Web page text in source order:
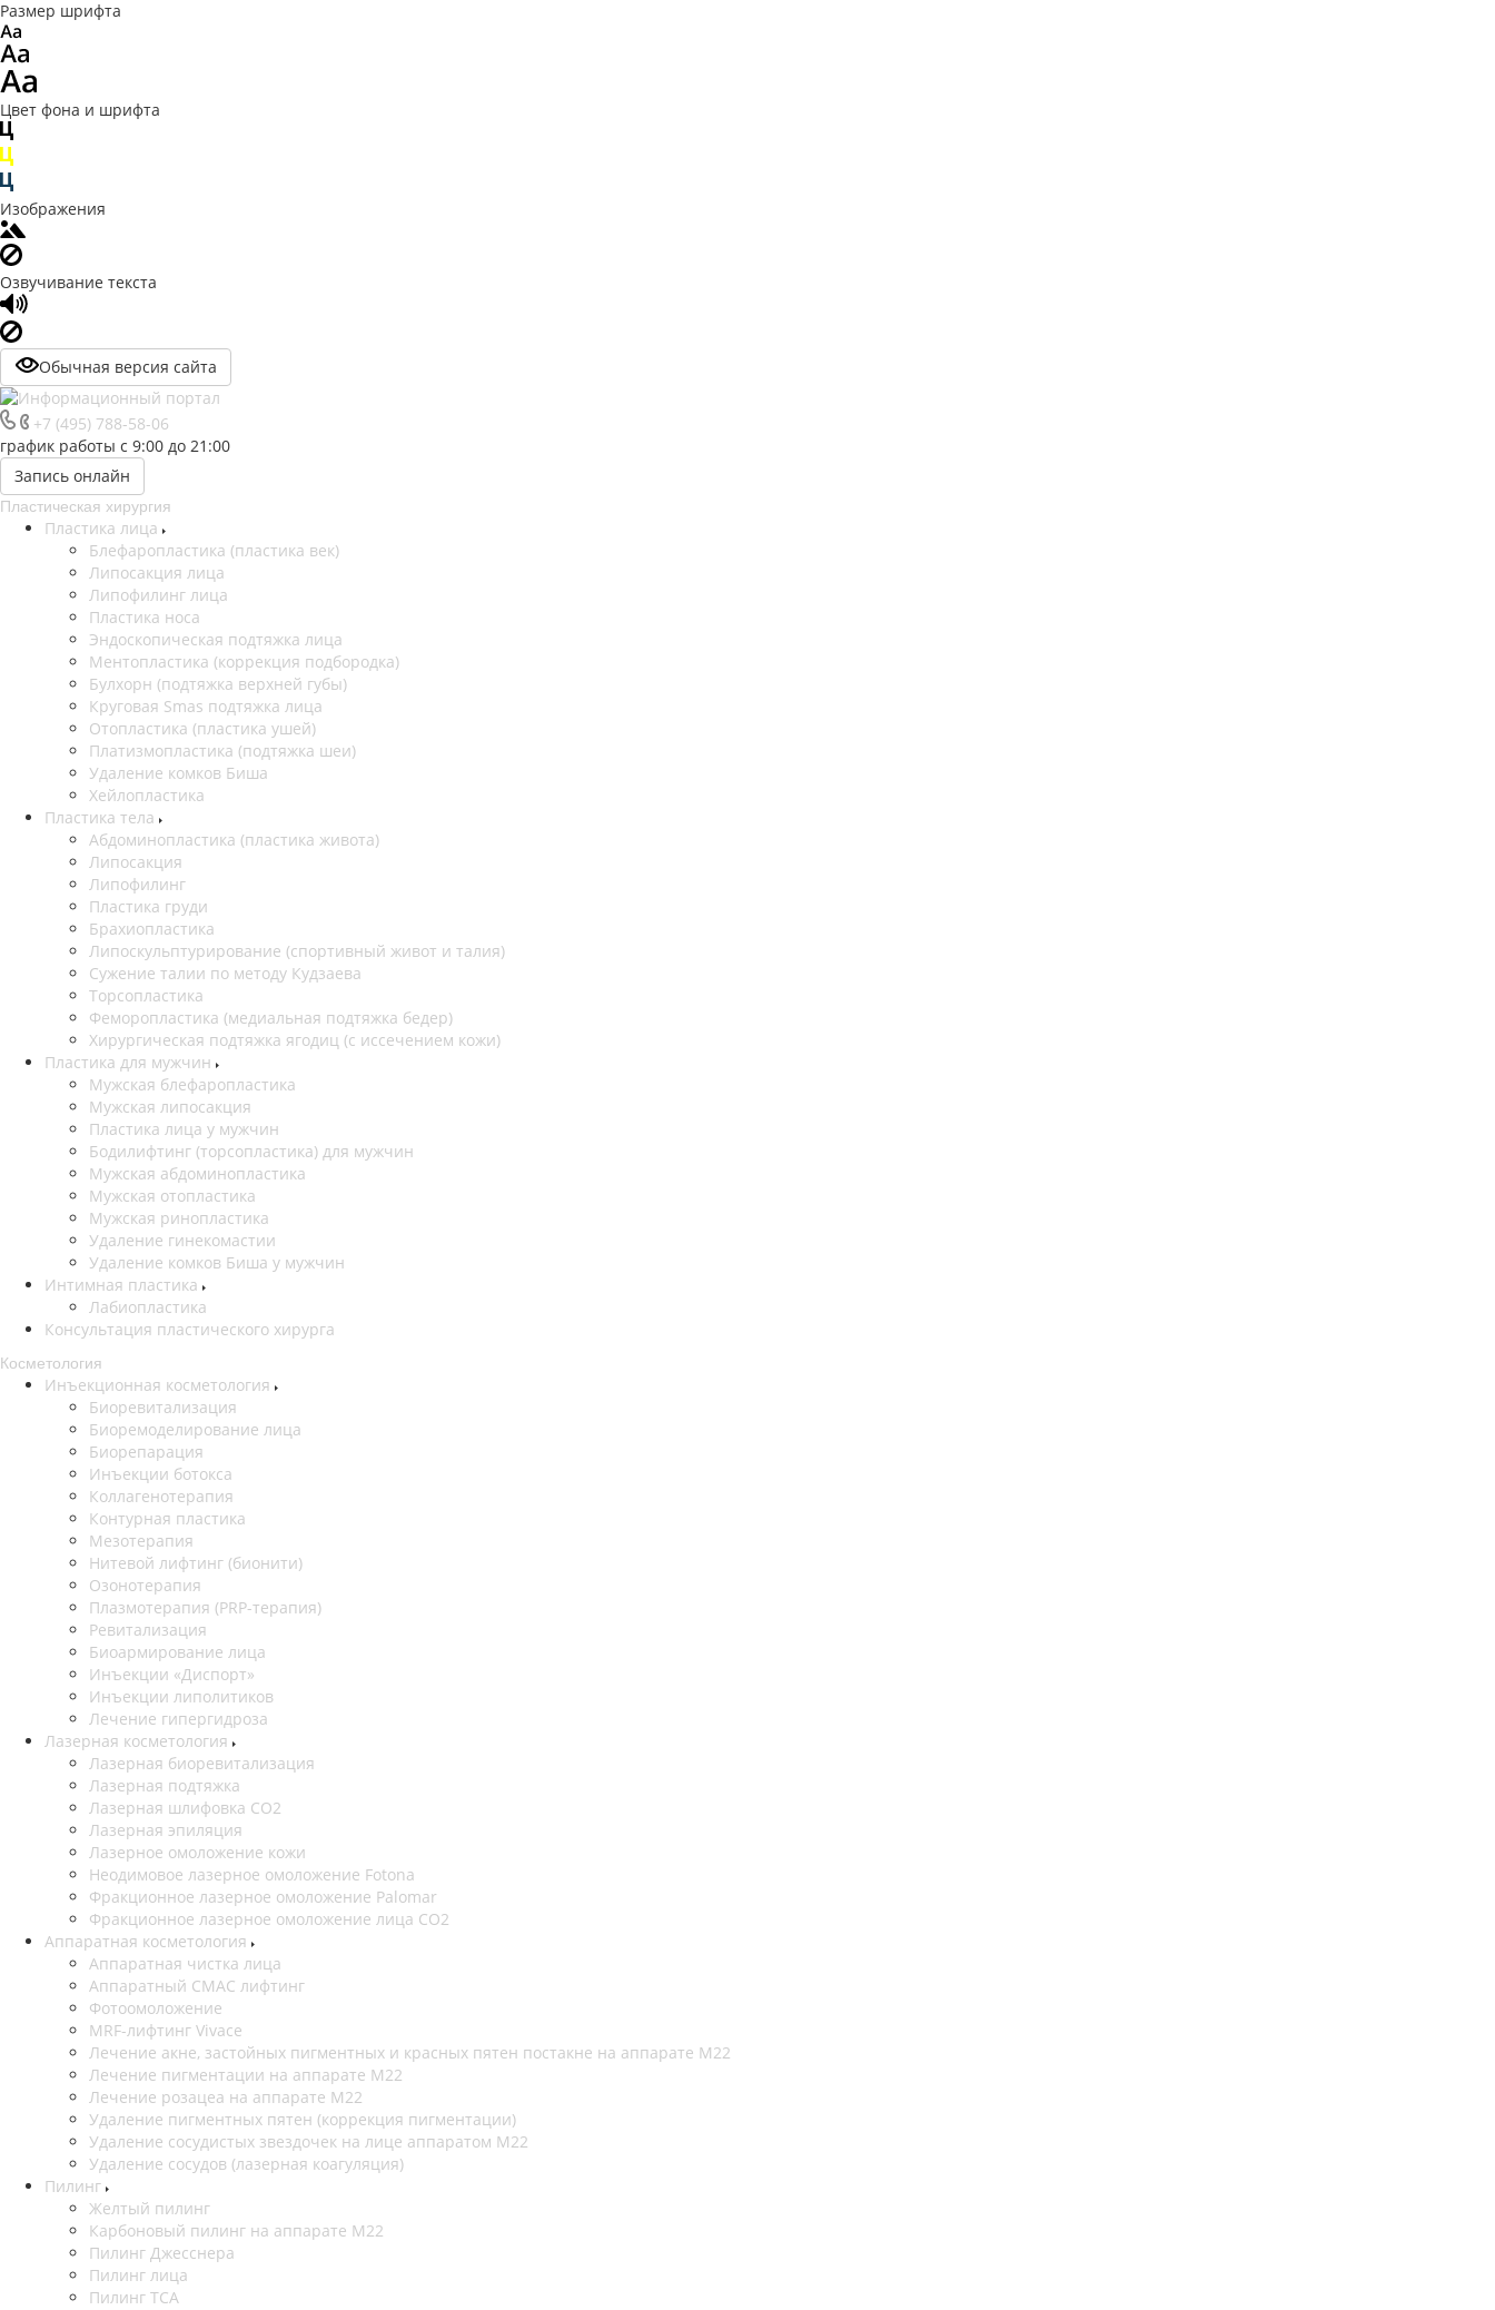
Размер шрифта
Цвет фона и шрифта
Изображения
Озвучивание текста
Обычная версия сайта
+7 (495) 788-58-06
график работы с 9:00 до 21:00
Запись онлайн
Пластическая хирургия
Пластика лица
Блефаропластика (пластика век)
Липосакция лица
Липофилинг лица
Пластика носа
Эндоскопическая подтяжка лица
Ментопластика (коррекция подбородка)
Булхорн (подтяжка верхней губы)
Круговая Smas подтяжка лица
Отопластика (пластика ушей)
Платизмопластика (подтяжка шеи)
Удаление комков Биша
Хейлопластика
Пластика тела
Абдоминопластика (пластика живота)
Липосакция
Липофилинг
Пластика груди
Брахиопластика
Липоскульптурирование (спортивный живот и талия)
Сужение талии по методу Кудзаева
Торсопластика
Феморопластика (медиальная подтяжка бедер)
Хирургическая подтяжка ягодиц (с иссечением кожи)
Пластика для мужчин
Мужская блефаропластика
Мужская липосакция
Пластика лица у мужчин
Бодилифтинг (торсопластика) для мужчин
Мужская абдоминопластика
Мужская отопластика
Мужская ринопластика
Удаление гинекомастии
Удаление комков Биша у мужчин
Интимная пластика
Лабиопластика
Консультация пластического хирурга
Косметология
Инъекционная косметология
Биоревитализация
Биоремоделирование лица
Биорепарация
Инъекции ботокса
Коллагенотерапия
Контурная пластика
Мезотерапия
Нитевой лифтинг (бионити)
Озонотерапия
Плазмотерапия (PRP-терапия)
Ревитализация
Биоармирование лица
Инъекции «Диспорт»
Инъекции липолитиков
Лечение гипергидроза
Лазерная косметология
Лазерная биоревитализация
Лазерная подтяжка
Лазерная шлифовка CO2
Лазерная эпиляция
Лазерное омоложение кожи
Неодимовое лазерное омоложение Fotona
Фракционное лазерное омоложение Palomar
Фракционное лазерное омоложение лица СО2
Аппаратная косметология
Аппаратная чистка лица
Аппаратный СМАС лифтинг
Фотоомоложение
MRF-лифтинг Vivace
Лечение акне, застойных пигментных и красных пятен постакне на аппарате М22
Лечение пигментации на аппарате М22
Лечение розацеа на аппарате M22
Удаление пигментных пятен (коррекция пигментации)
Удаление сосудистых звездочек на лице аппаратом М22
Удаление сосудов (лазерная коагуляция)
Пилинг
Желтый пилинг
Карбоновый пилинг на аппарате M22
Пилинг Джесснера
Пилинг лица
Пилинг ТСА